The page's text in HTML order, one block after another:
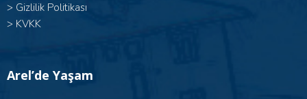
> Gizlilik Politikası
> KVKK
Arel’de Yaşam